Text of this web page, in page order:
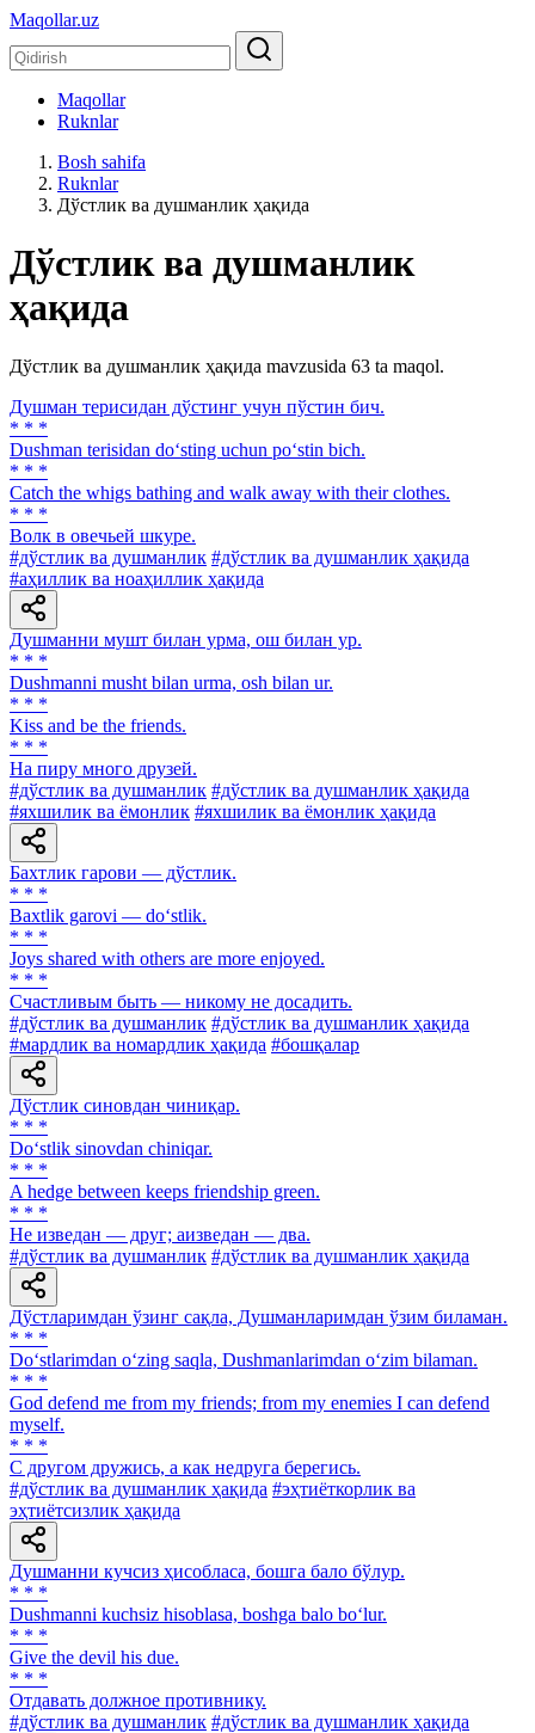
Maqollar.uz
Maqollar
Ruknlar
Bosh sahifa
Ruknlar
Дўстлик ва душманлик ҳақида
Дўстлик ва душманлик
ҳақида
Дўстлик ва душманлик ҳақида mavzusida 63 ta maqol.
Душман терисидан дўстинг учун пўстин бич.
* * *
Dushman terisidan do‘sting uchun po‘stin bich.
* * *
Catch the whigs bathing and walk away with their clothes.
* * *
Волк в овечьей шкуре.
#дўстлик ва душманлик #дўстлик ва душманлик ҳақида
#аҳиллик ва ноаҳиллик ҳақида
Душманни мушт билан урма, ош билан ур.
* * *
Dushmanni musht bilan urma, osh bilan ur.
* * *
Kiss and be the friends.
* * *
На пиру много друзей.
#дўстлик ва душманлик #дўстлик ва душманлик ҳақида
#яхшилик ва ёмонлик #яхшилик ва ёмонлик ҳақида
Бахтлик гарови — дўстлик.
* * *
Baxtlik garovi — do‘stlik.
* * *
Joys shared with others are more enjoyed.
* * *
Счастливым быть — никому не досадить.
#дўстлик ва душманлик #дўстлик ва душманлик ҳақида
#мардлик ва номардлик ҳақида #бошқалар
Дўстлик синовдан чиниқар.
* * *
Do‘stlik sinovdan chiniqar.
* * *
A hedge between keeps friendship green.
* * *
He изведан — друг; аизведан — два.
#дўстлик ва душманлик #дўстлик ва душманлик ҳақида
Дўстларимдан ўзинг сақла, Душманларимдан ўзим биламан.
* * *
Do‘stlarimdan o‘zing saqla, Dushmanlarimdan o‘zim bilaman.
* * *
God defend me from my friends; from my enemies I can defend
myself.
* * *
С другом дружись, а как недруга берегись.
#дўстлик ва душманлик ҳақида #эҳтиёткорлик ва
эҳтиётсизлик ҳақида
Душманни кучсиз ҳисобласа, бошга бало бўлур.
* * *
Dushmanni kuchsiz hisoblasa, boshga balo bo‘lur.
* * *
Give the devil his due.
* * *
Отдавать должное противнику.
#дўстлик ва душманлик #дўстлик ва душманлик ҳақида